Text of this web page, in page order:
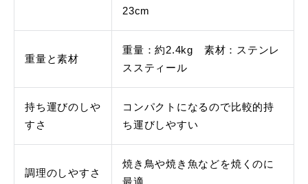
23cm
重量と素材
重量：約2.4kg 素材：ステンレ
ススティール
持ち運びのしや
すさ
コンパクトになるので比較的持
ち運びしやすい
調理のしやすさ
焼き鳥や焼き魚などを焼くのに